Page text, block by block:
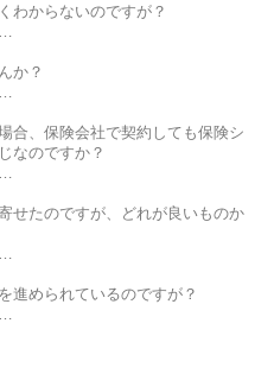
わからないのですが？
か？
合、保険会社で契約しても保険シ
なのですか？
せたのですが、どれが良いものか
進められているのですが？